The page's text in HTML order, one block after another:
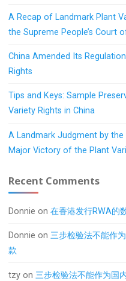
A Recap of Landmark Plant
the Supreme People’s Court
China Amended Its
Rights
Tips and Keys: Sample
Variety Rights in China
A Landmark Judgment by the
Major Victory of the Plant
Recent Comments
Donnie on在香港发行RWA的
Donnie on三步检验法不能作
款
tzy on三步检验法不能作为国